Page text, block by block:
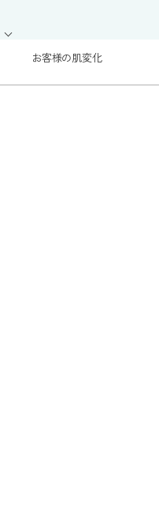
お客様の肌変化